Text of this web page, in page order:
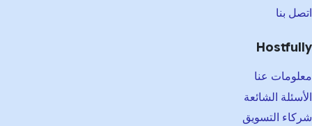
اتصل بنا
Hostfully
معلومات عنا
الأسئلة الشائعة
شركاء التسويق